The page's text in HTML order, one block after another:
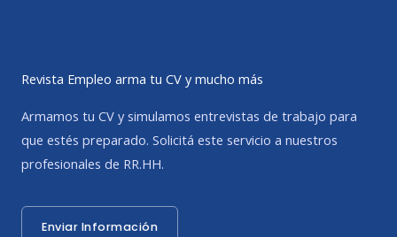
Revista Empleo arma tu CV y mucho más
Armamos tu CV y simulamos entrevistas de trabajo para
que estés preparado. Solicitá este servicio a nuestros
profesionales de RR.HH.
Enviar Información